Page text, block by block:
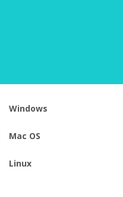
Windows
Mac OS
Linux